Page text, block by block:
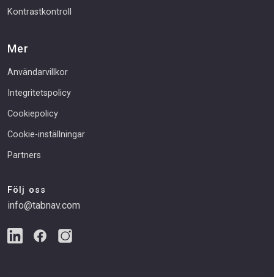
Kontrastkontroll
Mer
Användarvillkor
Integritetspolicy
Cookiepolicy
Cookie-inställningar
Partners
Följ oss
info@tabnav.com